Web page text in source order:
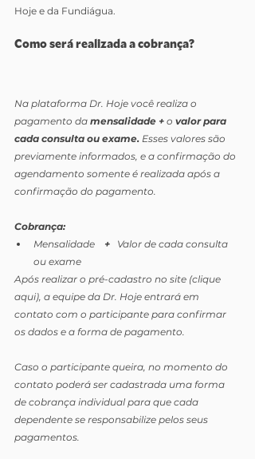
Hoje e da Fundiágua.
Como será realizada a cobrança?
Na plataforma Dr. Hoje você realiza o
pagamento da mensalidade + o valor para
cada consulta ou exame. Esses valores são
previamente informados, e a confirmação do
agendamento somente é realizada após a
confirmação do pagamento.
Cobrança:
Mensalidade +
  Valor de cada consulta
ou exame
Após realizar o pré-cadastro no site (clique
aqui), a equipe da Dr. Hoje entrará em
contato com o participante para confirmar
os dados e a forma de pagamento.
Caso o participante queira, no momento do
contato poderá ser cadastrada uma forma
de cobrança individual para que cada
dependente se responsabilize pelos seus
pagamentos.